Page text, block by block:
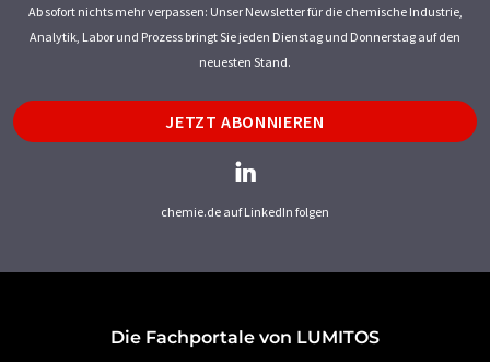
Ab sofort nichts mehr verpassen: Unser Newsletter für die chemische Industrie,
Analytik, Labor und Prozess bringt Sie jeden Dienstag und Donnerstag auf den
neuesten Stand.
JETZT ABONNIEREN
chemie.de auf LinkedIn folgen
Die Fachportale von LUMITOS